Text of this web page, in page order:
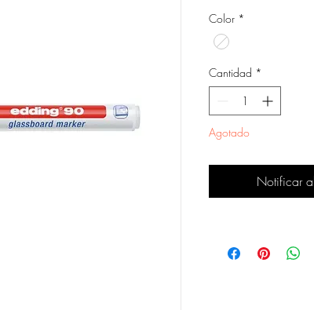
Color *
Cantidad *
Agotado
Notificar